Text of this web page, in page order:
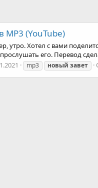
MP3 (YouTube)
утро. Хотел с вами
его. Перевод
mp3 новый завет